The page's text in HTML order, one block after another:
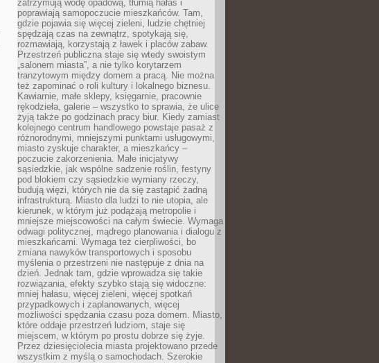
zatrzymują wodę opadową, tłumią hałas i
poprawiają samopoczucie mieszkańców. Tam,
gdzie pojawia się więcej zieleni, ludzie chętniej
spędzają czas na zewnątrz, spotykają się,
rozmawiają, korzystają z ławek i placów zabaw.
Przestrzeń publiczna staje się wtedy swoistym
„salonem miasta”, a nie tylko korytarzem
tranzytowym między domem a pracą. Nie można
też zapominać o roli kultury i lokalnego biznesu.
Kawiarnie, małe sklepy, księgarnie, pracownie
rękodzieła, galerie – wszystko to sprawia, że ulice
żyją także po godzinach pracy biur. Kiedy zamiast
kolejnego centrum handlowego powstaje pasaż z
różnorodnymi, mniejszymi punktami usługowymi,
miasto zyskuje charakter, a mieszkańcy –
poczucie zakorzenienia. Małe inicjatywy
sąsiedzkie, jak wspólne sadzenie roślin, festyny
pod blokiem czy sąsiedzkie wymiany rzeczy,
budują więzi, których nie da się zastąpić żadną
infrastrukturą. Miasto dla ludzi to nie utopia, ale
kierunek, w którym już podążają metropolie i
mniejsze miejscowości na całym świecie. Wymaga
odwagi politycznej, mądrego planowania i dialogu z
mieszkańcami. Wymaga też cierpliwości, bo
zmiana nawyków transportowych i sposobu
myślenia o przestrzeni nie następuje z dnia na
dzień. Jednak tam, gdzie wprowadza się takie
rozwiązania, efekty szybko stają się widoczne:
mniej hałasu, więcej zieleni, więcej spotkań
przypadkowych i zaplanowanych, więcej
możliwości spędzania czasu poza domem. Miasto,
które oddaje przestrzeń ludziom, staje się
miejscem, w którym po prostu dobrze się żyje.
Przez dziesięciolecia miasta projektowano przede
wszystkim z myślą o samochodach. Szerokie